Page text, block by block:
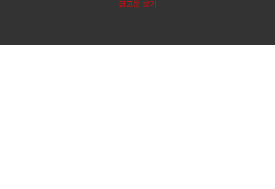
경고문 보기